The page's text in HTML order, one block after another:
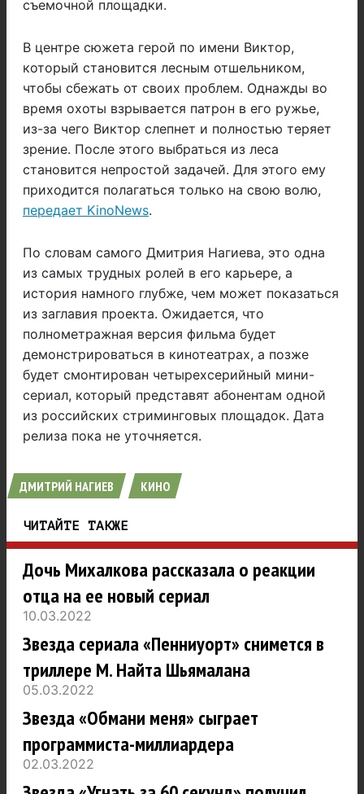
съемочной площадки.
В центре сюжета герой по имени Виктор,
который становится лесным отшельником,
чтобы сбежать от своих проблем. Однажды во
время охоты взрывается патрон в его ружье,
из-за чего Виктор слепнет и полностью теряет
зрение. После этого выбраться из леса
становится непростой задачей. Для этого ему
приходится полагаться только на свою волю,
передает KinoNews.
По словам самого Дмитрия Нагиева, это одна
из самых трудных ролей в его карьере, а
история намного глубже, чем может показаться
из заглавия проекта. Ожидается, что
полнометражная версия фильма будет
демонстрироваться в кинотеатрах, а позже
будет смонтирован четырехсерийный мини-
сериал, который представят абонентам одной
из российских стриминговых площадок. Дата
релиза пока не уточняется.
ДМИТРИЙ НАГИЕВ КИНО
ЧИТАЙТЕ ТАКЖЕ
Дочь Михалкова рассказала о реакции
отца на ее новый сериал
10.03.2022
Звезда сериала «Пенниуорт» снимется в
триллере М. Найта Шьямалана
05.03.2022
Звезда «Обмани меня» сыграет
программиста-миллиардера
02.03.2022